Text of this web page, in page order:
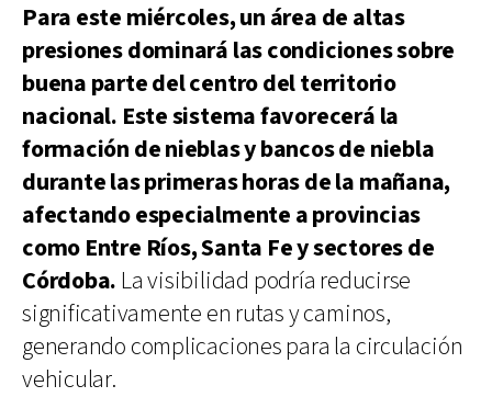
Para este miércoles, un área de altas
presiones dominará las condiciones sobre
buena parte del centro del territorio
nacional. Este sistema favorecerá la
formación de nieblas y bancos de niebla
durante las primeras horas de la mañana,
afectando especialmente a provincias
como Entre Ríos, Santa Fe y sectores de
Córdoba. La visibilidad podría reducirse
significativamente en rutas y caminos,
generando complicaciones para la circulación
vehicular.